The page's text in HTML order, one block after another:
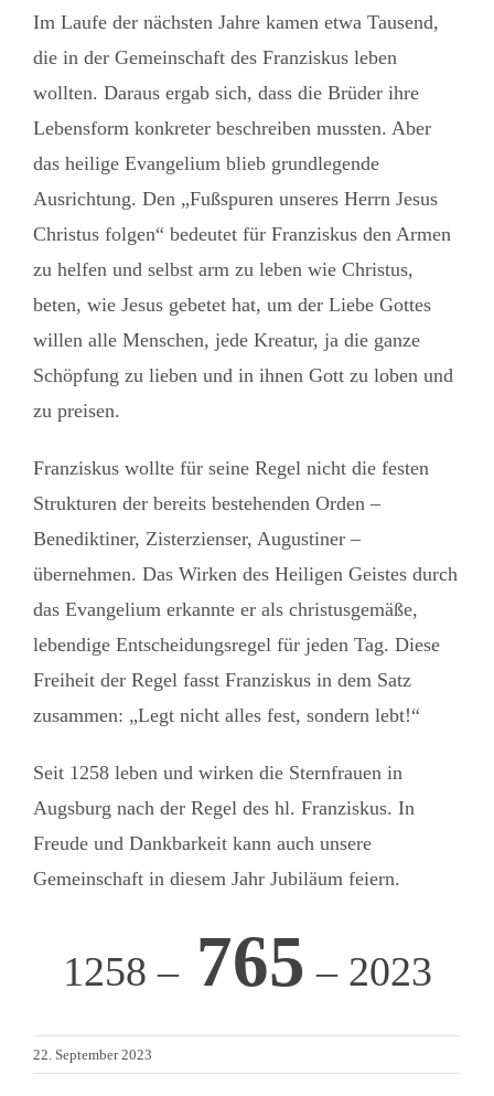
Im Laufe der nächsten Jahre kamen etwa Tausend,
die in der Gemeinschaft des Franziskus leben
wollten. Daraus ergab sich, dass die Brüder ihre
Lebensform konkreter beschreiben mussten. Aber
das heilige Evangelium blieb grundlegende
Ausrichtung. Den „Fußspuren unseres Herrn Jesus
Christus folgen“ bedeutet für Franziskus den Armen
zu helfen und selbst arm zu leben wie Christus,
beten, wie Jesus gebetet hat, um der Liebe Gottes
willen alle Menschen, jede Kreatur, ja die ganze
Schöpfung zu lieben und in ihnen Gott zu loben und
zu preisen.
Franziskus wollte für seine Regel nicht die festen
Strukturen der bereits bestehenden Orden –
Benediktiner, Zisterzienser, Augustiner –
übernehmen. Das Wirken des Heiligen Geistes durch
das Evangelium erkannte er als christusgemäße,
lebendige Entscheidungsregel für jeden Tag. Diese
Freiheit der Regel fasst Franziskus in dem Satz
zusammen: „Legt nicht alles fest, sondern lebt!“
Seit 1258 leben und wirken die Sternfrauen in
Augsburg nach der Regel des hl. Franziskus. In
Freude und Dankbarkeit kann auch unsere
Gemeinschaft in diesem Jahr Jubiläum feiern.
1258 –765 – 2023
22. September 2023